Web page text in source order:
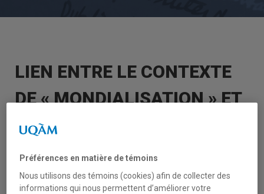
LIEN ENTRE LE CONTEXTE
DE « MONDIALISATION » ET
LES CULTURES
POPULAIRES LOCALES
Appel à contributions |Notre collègue
Préférences en matière de témoins
Nous utilisons des témoins (cookies) afin de collecter des
informations qui nous permettent d’améliorer votre